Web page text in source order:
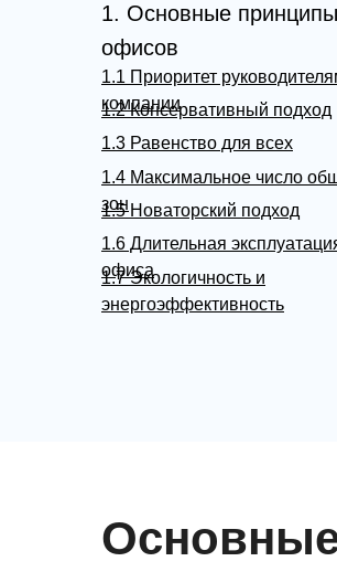
1. Основные принципы
офисов
1.1 Приоритет
компании
1.2 Консервативный подход
1.3 Равенство для всех
1.4 Максимальное число
зон
1.5 Новаторский подход
1.6 Длительная
офиса
1.7 Экологичность и
энергоэффективность